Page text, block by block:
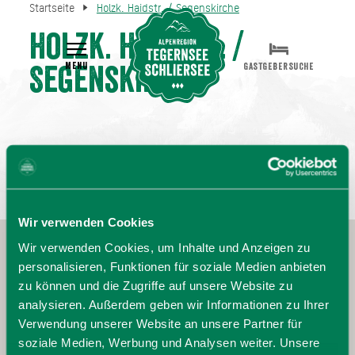
Wir verwenden Cookies
Wir verwenden Cookies, um Inhalte und Anzeigen zu
personalisieren, Funktionen für soziale Medien anbieten
zu können und die Zugriffe auf unsere Website zu
analysieren. Außerdem geben wir Informationen zu Ihrer
Verwendung unserer Website an unsere Partner für
soziale Medien, Werbung und Analysen weiter. Unsere
Startseite Holzk. Haidstr. / Segenskirche
Holzk. Haidstr. /
Segenskirche
MENU GASTGEBERSUCHE